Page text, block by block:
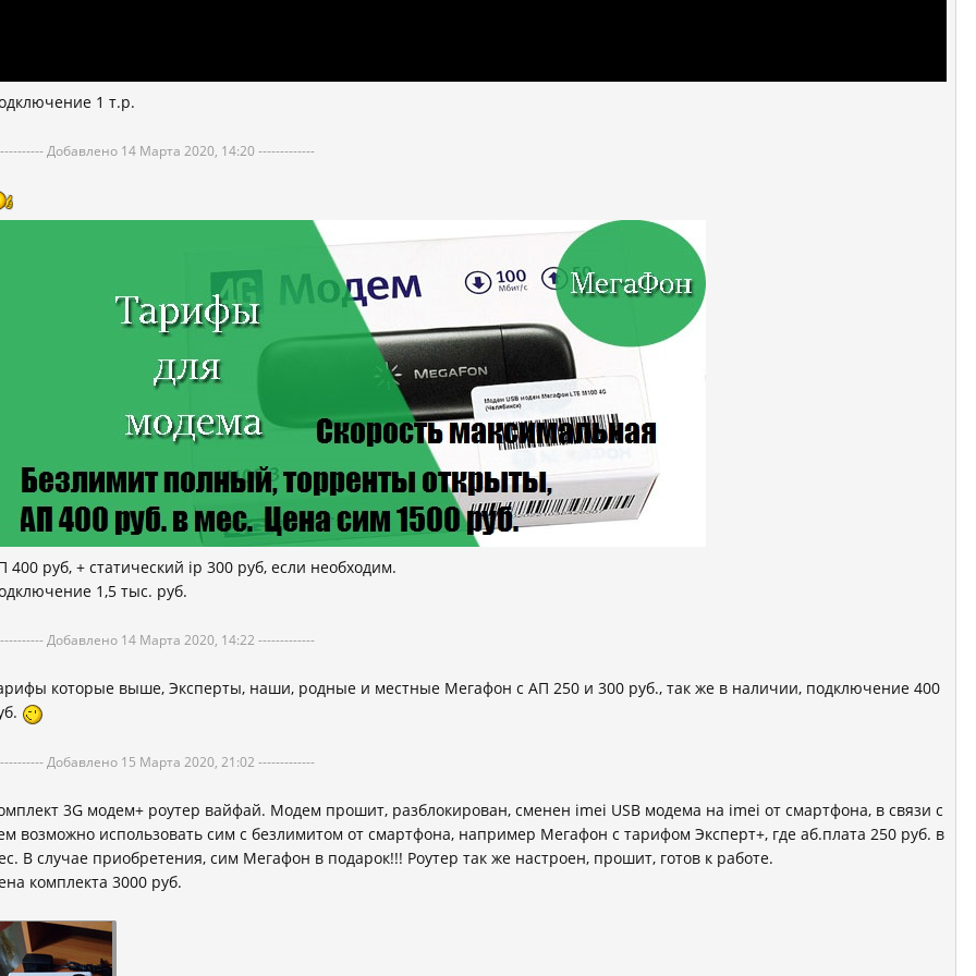
1 т.р.
Добавлено 14 Марта 2020, 14:20 -------------
400 руб, + статический ip 300 руб, если необходим.
1,5 тыс. руб.
Добавлено 14 Марта 2020, 14:22 -------------
которые выше, Эксперты, наши, родные и местные Мегафон с АП 250 и 300 руб., так же в наличии, подключение 400
Добавлено 15 Марта 2020, 21:02 -------------
3G модем+ роутер вайфай. Модем прошит, разблокирован, сменен imei USB модема на imei от смартфона, в связи с
возможно использовать сим с безлимитом от смартфона, например Мегафон с тарифом Эксперт+, где аб.плата 250 руб. в
В случае приобретения, сим Мегафон в подарок!!! Роутер так же настроен, прошит, готов к работе.
комплекта 3000 руб.